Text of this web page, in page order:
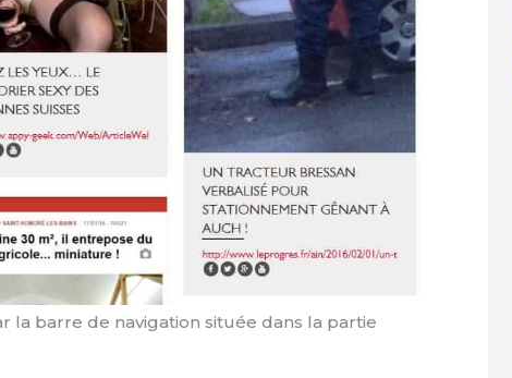
la barre de navigation située dans la partie